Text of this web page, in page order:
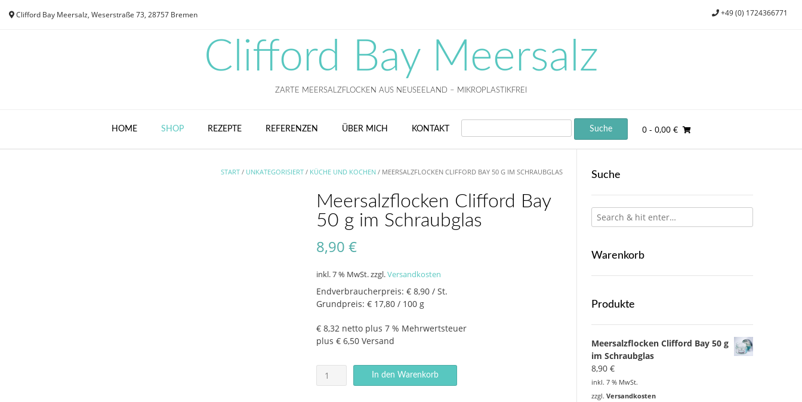
Clifford Bay Meersalz, Weserstraße 73, 28757 Bremen +49 (0) 1724366771
Clifford Bay Meersalz
ZARTE MEERSALZFLOCKEN AUS NEUSEELAND – MIKROPLASTIKFREI
HOME SHOP REZEPTE REFERENZEN ÜBER MICH KONTAKT SEARCH 0- 0,00 €
START / UNKATEGORISIERT / KÜCHE UND KOCHEN / MEERSALZFLOCKEN CLIFFORD BAY 50 G IM SCHRAUBGLAS
Meersalzflocken Clifford Bay
50 g im Schraubglas
8,90 €
inkl. 7 % MwSt.zzgl.Versandkosten
Endverbraucherpreis: € 8,90 / St.
Grundpreis: € 17,80 / 100 g
€ 8,32 netto plus 7 % Mehrwertsteuer
plus € 6,50 Versand
Meersalzflocken
Clifford
In den Warenkorb
Suche
Warenkorb
Produkte
Meersalzflocken Clifford Bay 50 g
im Schraubglas
8,90 €
inkl. 7 % MwSt.
zzgl. Versandkosten